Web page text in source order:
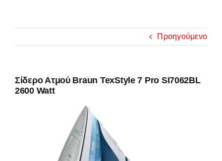
Προηγούμενο
Σίδερο Ατμού Braun TexStyle 7 Pro SI7062BL
2600 Watt